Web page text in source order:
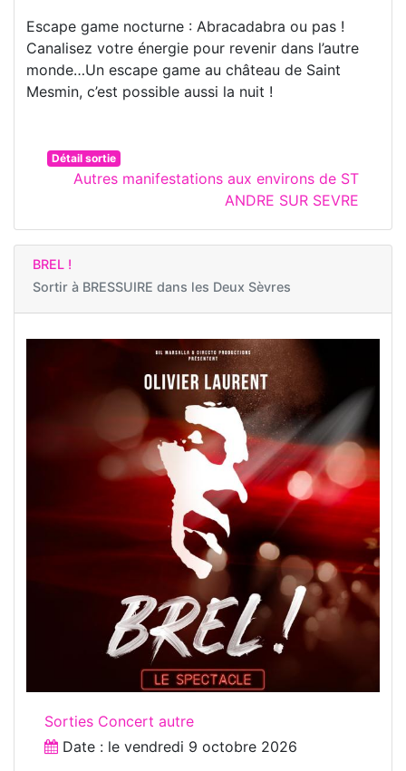
Escape game nocturne : Abracadabra ou pas !
Canalisez votre énergie pour revenir dans l’autre
monde…Un escape game au château de Saint
Mesmin, c’est possible aussi la nuit !
Détail sortie
Autres manifestations aux environs de ST
ANDRE SUR SEVRE
BREL !
Sortir à BRESSUIRE dans les Deux Sèvres
Sorties Concert autre
Date : le vendredi 9 octobre 2026